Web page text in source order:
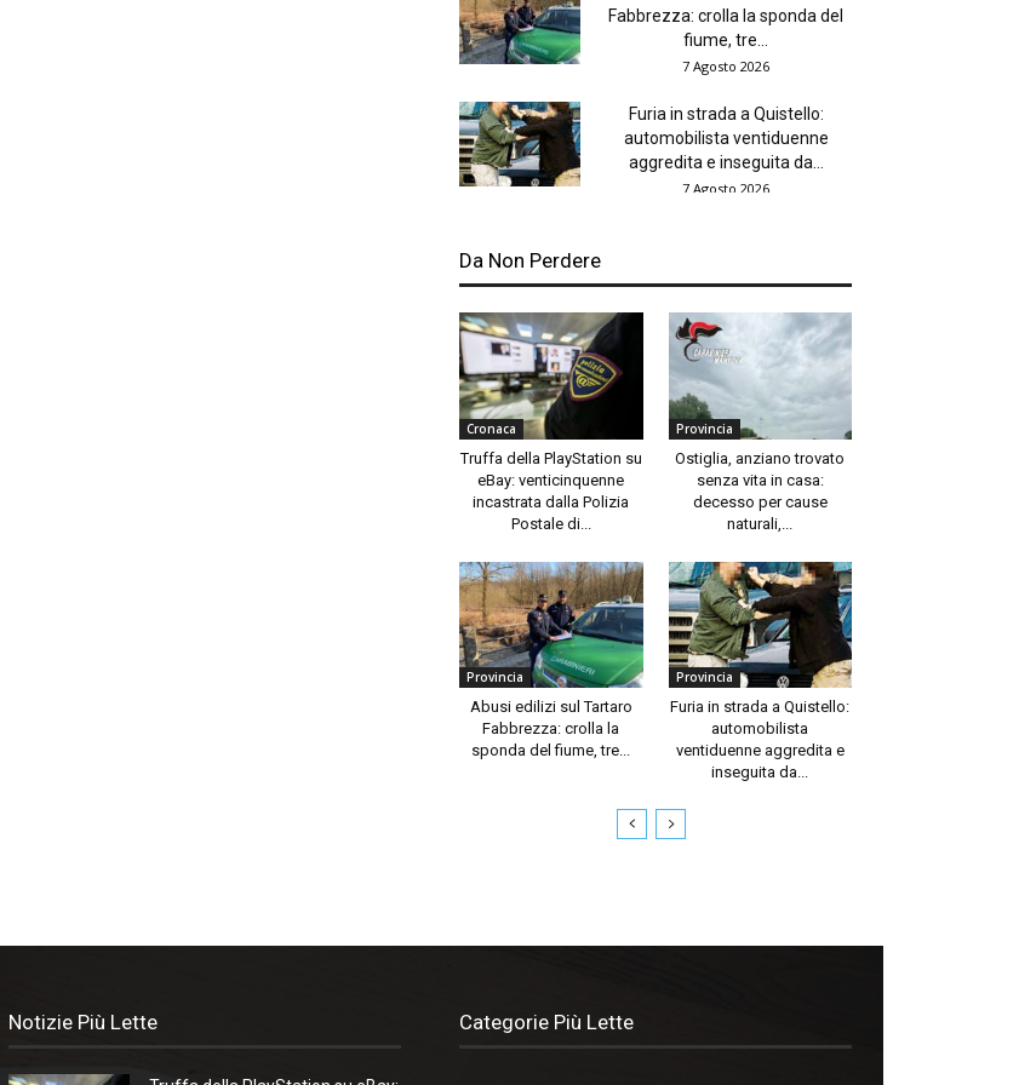
Fabbrezza: crolla la sponda del
fiume, tre...
7 Agosto 2026
Furia in strada a Quistello:
automobilista ventiduenne
aggredita e inseguita da...
7 Agosto 2026
Da Non Perdere
Cronaca
Truffa della PlayStation su
eBay: venticinquenne
incastrata dalla Polizia
Postale di...
Provincia
Ostiglia, anziano trovato
senza vita in casa:
decesso per cause
naturali,...
Provincia
Abusi edilizi sul Tartaro
Fabbrezza: crolla la
sponda del fiume, tre...
Provincia
Furia in strada a Quistello:
automobilista
ventiduenne aggredita e
inseguita da...
Notizie Più Lette Categorie Più Lette